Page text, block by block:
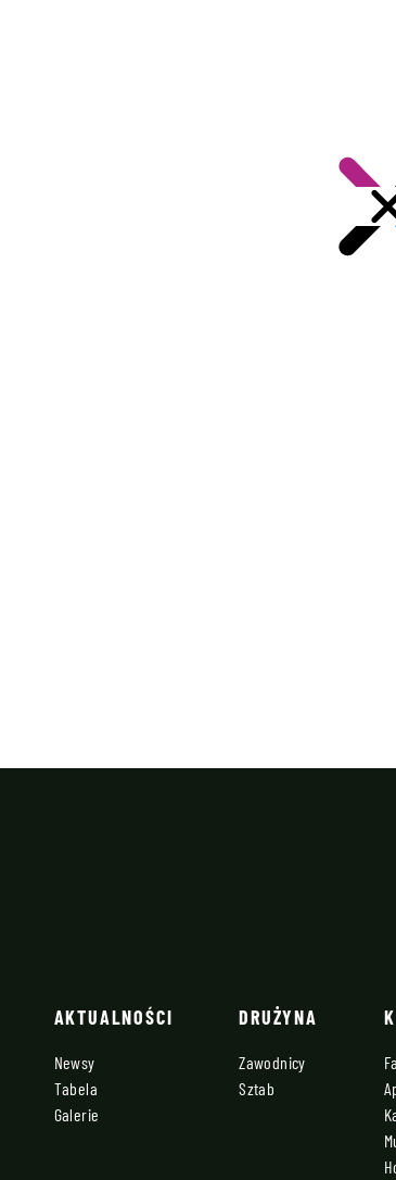
AKTUALNOŚCI
Newsy
Tabela
Galerie
DRUŻYNA
Zawodnicy
Sztab